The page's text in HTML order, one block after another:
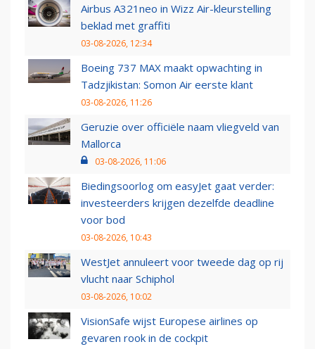
Airbus A321neo in Wizz Air-kleurstelling
beklad met graffiti
03-08-2026, 12:34
Boeing 737 MAX maakt opwachting in
Tadzjikistan: Somon Air eerste klant
03-08-2026, 11:26
Geruzie over officiële naam vliegveld van
Mallorca
03-08-2026, 11:06
Biedingsoorlog om easyJet gaat verder:
investeerders krijgen dezelfde deadline
voor bod
03-08-2026, 10:43
WestJet annuleert voor tweede dag op rij
vlucht naar Schiphol
03-08-2026, 10:02
VisionSafe wijst Europese airlines op
gevaren rook in de cockpit